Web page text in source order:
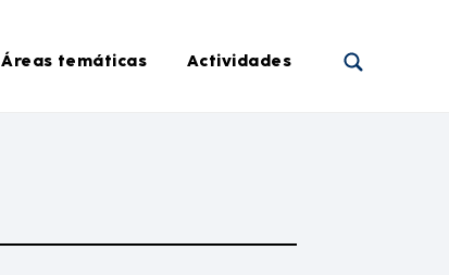
Áreas temáticas Actividades